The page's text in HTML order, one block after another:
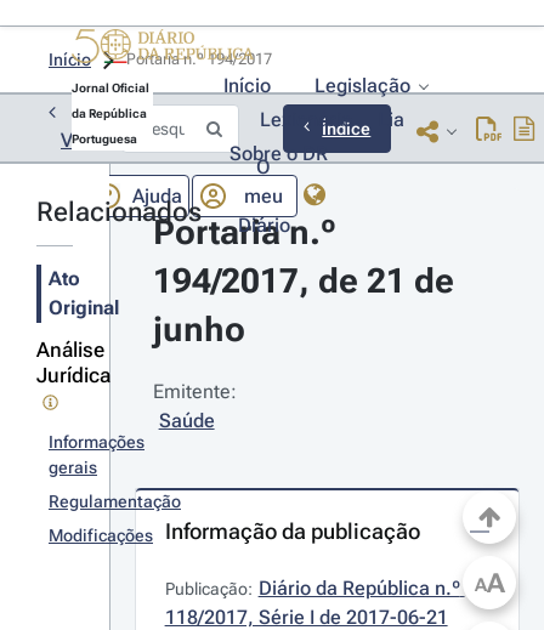
Jornal Oficial
da República
Portuguesa
Início
Legislação
Lexionário
Lia
Sobre o DR
Ajuda
O
meu
Diário
Início
Voltar
Índice
Relacionados
Ato
Original
Análise
Jurídica
Informações
gerais
Regulamentação
Modificações
Portaria n.º
194/2017, de 21 de
junho
Emitente:
Saúde
Informação da publicação
Publicação: Diário da República n.º
118/2017, Série I de 2017-06-21
AA